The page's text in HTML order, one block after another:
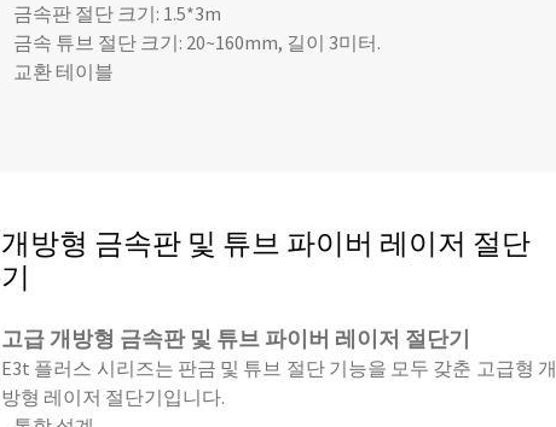
금속판 절단 크기: 1.5*3m
금속 튜브 절단 크기: 20~160mm, 길이 3미터.
교환 테이블
개방형 금속판 및 튜브 파이버 레이저 절단
기
고급 개방형 금속판 및 튜브 파이버 레이저 절단기
E3t 플러스 시리즈는 판금 및 튜브 절단 기능을 모두 갖춘 고급형 개
방형 레이저 절단기입니다.